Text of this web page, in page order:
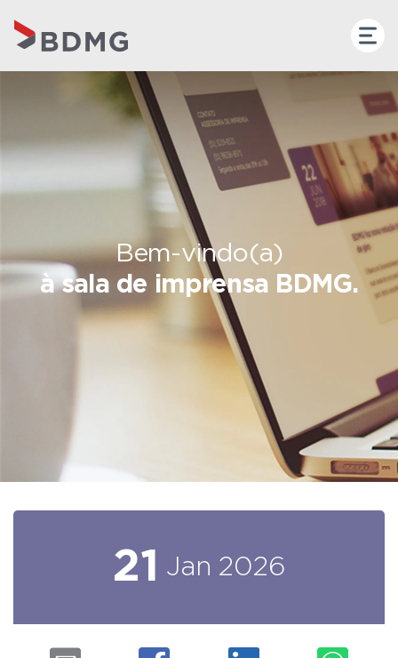
Bem-vindo(a)
à sala de imprensa BDMG.
21 Jan 2026